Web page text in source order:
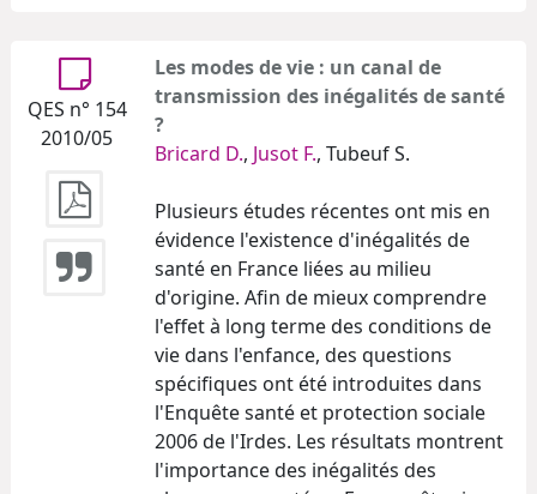
QES n° 154
2010/05
Les modes de vie : un canal de
transmission des inégalités de santé
?
Bricard D., Jusot F., Tubeuf S.
Plusieurs études récentes ont mis en
évidence l'existence d'inégalités de
santé en France liées au milieu
d'origine. Afin de mieux comprendre
l'effet à long terme des conditions de
vie dans l'enfance, des questions
spécifiques ont été introduites dans
l'Enquête santé et protection sociale
2006 de l'Irdes. Les résultats montrent
l'importance des inégalités des